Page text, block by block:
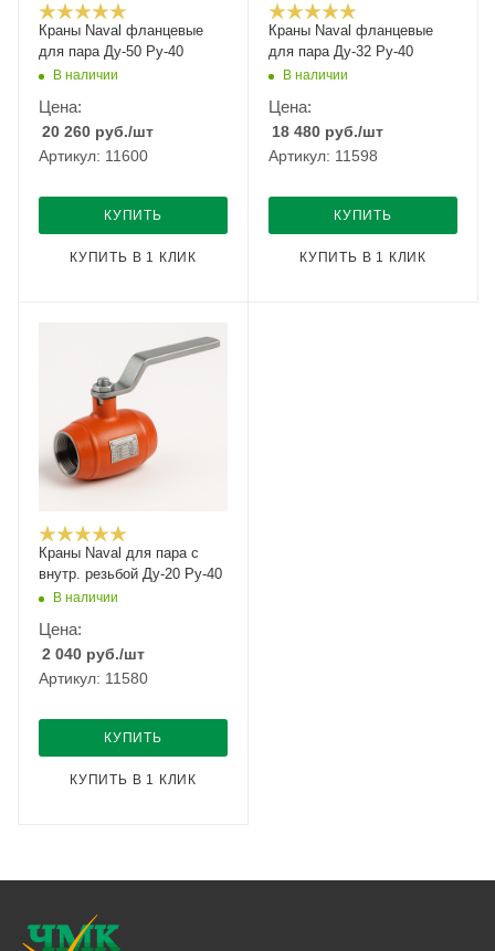
Краны Naval фланцевые
для пара Ду-50 Ру-40
В наличии
Цена:
20 260 руб./шт
Артикул: 11600
КУПИТЬ
КУПИТЬ В 1 КЛИК
Краны Naval фланцевые
для пара Ду-32 Ру-40
В наличии
Цена:
18 480 руб./шт
Артикул: 11598
КУПИТЬ
КУПИТЬ В 1 КЛИК
Краны Naval для пара с
внутр. резьбой Ду-20 Ру-40
В наличии
Цена:
2 040 руб./шт
Артикул: 11580
КУПИТЬ
КУПИТЬ В 1 КЛИК